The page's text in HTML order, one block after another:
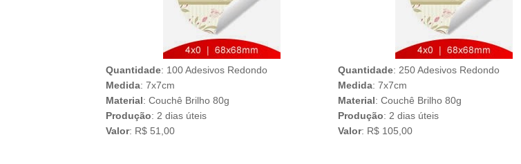
Quantidade: 100 Adesivos Redondo
Medida: 7x7cm
Material: Couchê Brilho 80g
Produção: 2 dias úteis
Valor: R$ 51,00
Quantidade: 250 Adesivos Redondo
Medida: 7x7cm
Material: Couchê Brilho 80g
Produção: 2 dias úteis
Valor: R$ 105,00